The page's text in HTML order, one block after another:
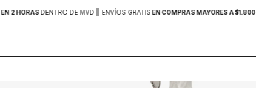
EN 2 HORASDENTRO DE MVD | | ENVÍOS GRATISEN COMPRAS MAYORES A $1.800